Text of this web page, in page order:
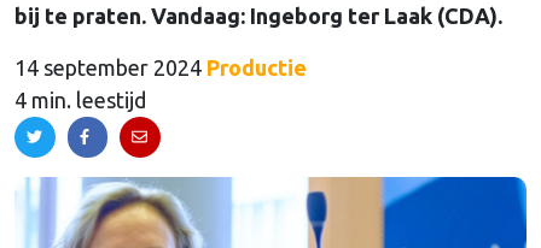
bij te praten. Vandaag: Ingeborg ter Laak (CDA).
14 september 2024 Productie
4 min. leestijd